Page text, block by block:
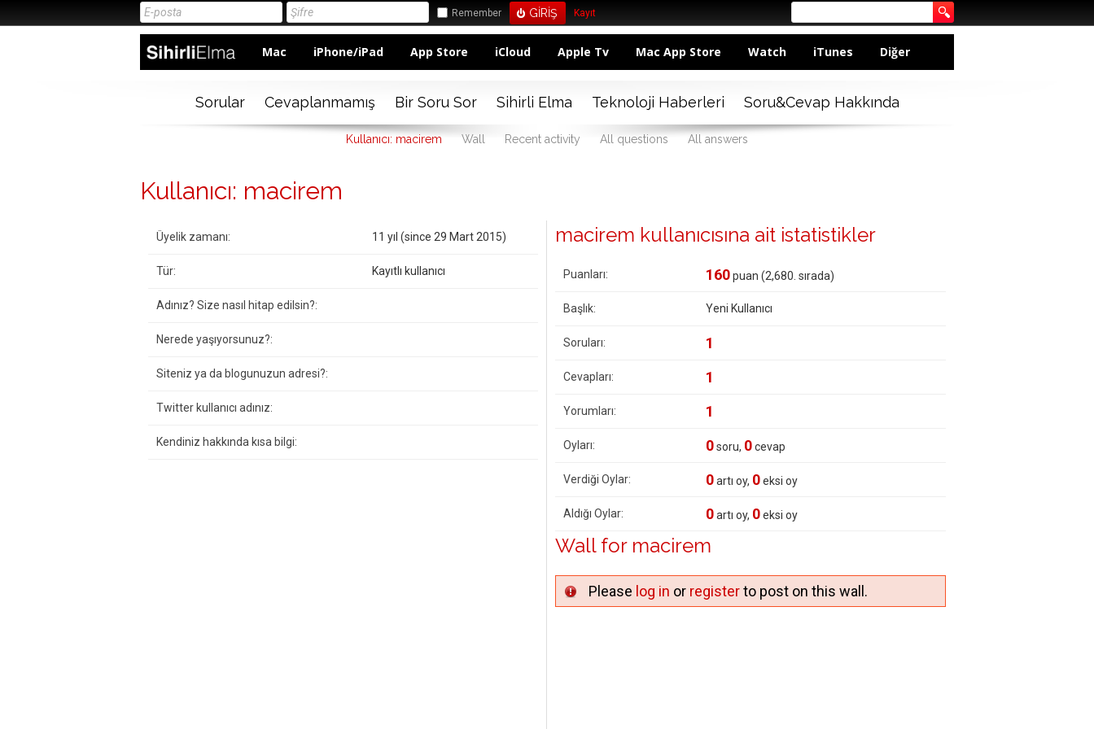
Remember Kayıt
Mac iPhone/iPad App Store iCloud Apple Tv Mac App Store Watch iTunes Diğer
Sorular Cevaplanmamış Bir Soru Sor Sihirli Elma Teknoloji Haberleri Soru&Cevap Hakkında
Kullanıcı: macirem Wall Recent activity All questions All answers
Kullanıcı: macirem
Üyelik zamanı: 11 yıl (since 29 Mart 2015)
Tür: Kayıtlı kullanıcı
Adınız? Size nasıl hitap edilsin?:
Nerede yaşıyorsunuz?:
Siteniz ya da blogunuzun adresi?:
Twitter kullanıcı adınız:
Kendiniz hakkında kısa bilgi:
macirem kullanıcısına ait istatistikler
Puanları: 160puan (2,680 . sırada)
Başlık: Yeni Kullanıcı
Soruları: 1
Cevapları: 1
Yorumları: 1
Oyları: 0soru, 0cevap
Verdiği Oylar: 0artı oy, 0eksi oy
Aldığı Oylar: 0artı oy, 0eksi oy
Wall for macirem
Please log in or registerto post on this wall.